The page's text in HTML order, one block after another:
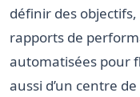
définir des
rapports de
automatisées pour
aussi d’un centre